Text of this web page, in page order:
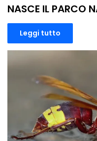
NASCE IL PARCO
Leggi tutto